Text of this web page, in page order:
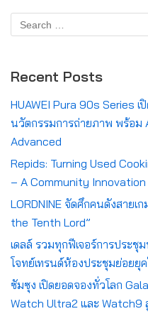
Recent Posts
HUAWEI Pura 90s Series
นวัตกรรมการถ่ายภาพ พร้อม
Advanced
Repids: Turning Used
– A Community
LORDNINE จัดศึกคนดังสาย
the Tenth Lord”
เดลล์ รวมทุกฟีเจอร์การประชุ
โจทย์เทรนด์ห้องประชุมย่อยยุ
ซัมซุง เปิดยอดจองทั่วโลก
Watch Ultra2 และ